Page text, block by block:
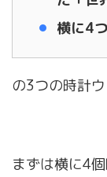
横に4
の3つの時計
まずは横に4